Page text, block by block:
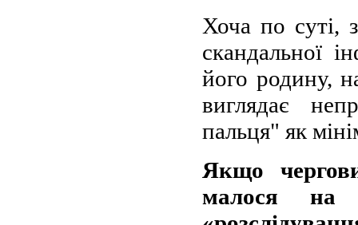
Хоча по суті,
скандальної
його родину,
виглядає
пальця" як
Якщо
малося на